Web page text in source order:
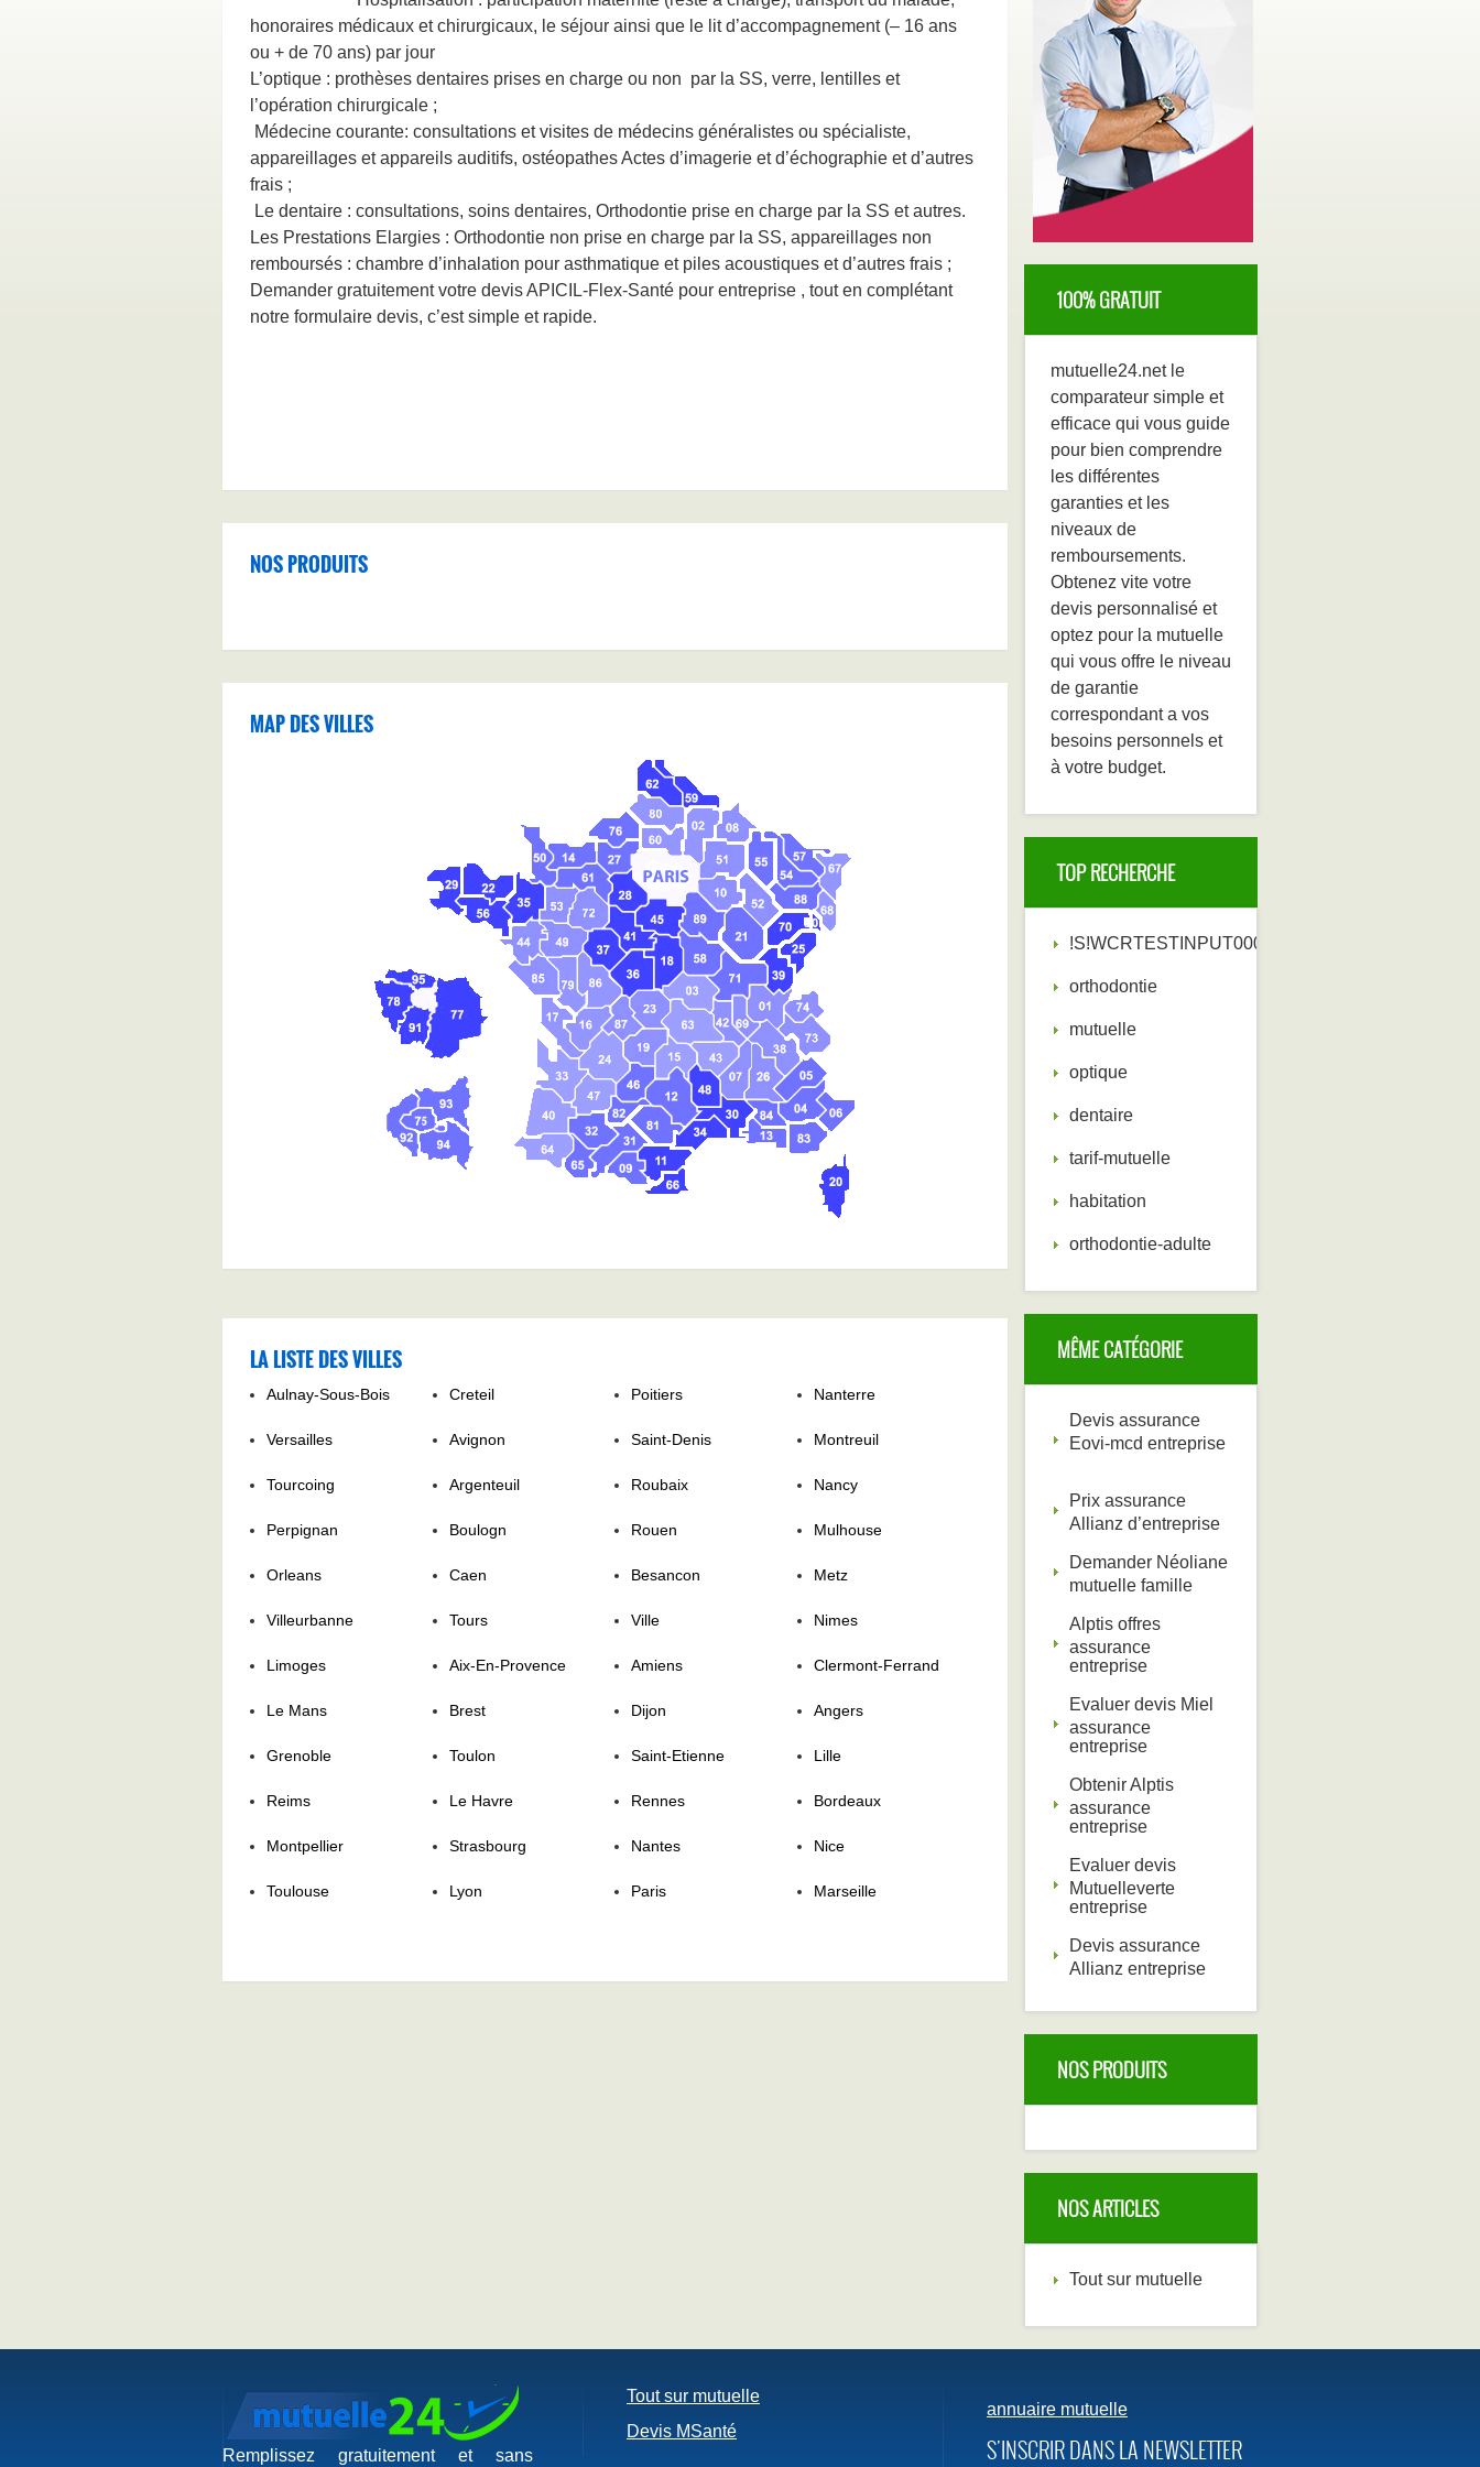
honoraires médicaux et chirurgicaux, le séjour ainsi que le lit d’accompagnement (– 16 ans
ou + de 70 ans) par jour
L’optique : prothèses dentaires prises en charge ou non par la SS, verre, lentilles et
l’opération chirurgicale ;
Médecine courante: consultations et visites de médecins généralistes ou spécialiste,
appareillages et appareils auditifs, ostéopathes Actes d’imagerie et d’échographie et d’autres
frais ;
Le dentaire : consultations, soins dentaires, Orthodontie prise en charge par la SS et autres.
Les Prestations Elargies : Orthodontie non prise en charge par la SS, appareillages non
remboursés : chambre d’inhalation pour asthmatique et piles acoustiques et d’autres frais ;
Demander gratuitement votre devis APICIL-Flex-Santé pour entreprise , tout en complétant
notre formulaire devis, c’est simple et rapide.
NOS PRODUITS
MAP DES VILLES
LA LISTE DES VILLES
Aulnay-Sous-Bois Creteil Poitiers Nanterre
Versailles Avignon Saint-Denis Montreuil
Tourcoing Argenteuil Roubaix Nancy
Perpignan Boulogn Rouen Mulhouse
Orleans Caen Besancon Metz
Villeurbanne Tours Ville Nimes
Limoges Aix-En-Provence Amiens Clermont-Ferrand
Le Mans Brest Dijon Angers
Grenoble Toulon Saint-Etienne Lille
Reims Le Havre Rennes Bordeaux
Montpellier Strasbourg Nantes Nice
Toulouse Lyon Paris Marseille
100% GRATUIT
mutuelle24.net le
comparateur simple et
efficace qui vous guide
pour bien comprendre
les différentes
garanties et les
niveaux de
remboursements.
Obtenez vite votre
devis personnalisé et
optez pour la mutuelle
qui vous offre le niveau
de garantie
correspondant a vos
besoins personnels et
à votre budget.
TOP RECHERCHE
!S!WCRTESTINPUT000000!E!
orthodontie
mutuelle
optique
dentaire
tarif-mutuelle
habitation
orthodontie-adulte
MÊME CATÉGORIE
Devis assurance
Eovi-mcd entreprise
Prix assurance
Allianz d’entreprise
Demander Néoliane
mutuelle famille ‎
Alptis offres
assurance
entreprise ‎
Evaluer devis Miel
assurance
entreprise ‎
Obtenir Alptis
assurance
entreprise
Evaluer devis
Mutuelleverte
entreprise
Devis assurance
Allianz entreprise ‎
NOS PRODUITS
NOS ARTICLES
Tout sur mutuelle
Remplissez gratuitement et sans
Tout sur mutuelle
Devis MSanté
annuaire mutuelle
S'INSCRIR DANS LA NEWSLETTER